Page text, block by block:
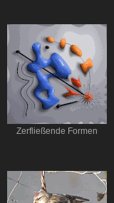
Zerfließende Formen